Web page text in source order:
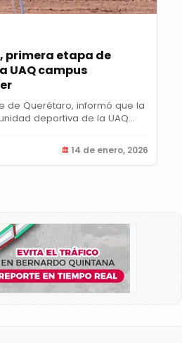
primera etapa de
UAQ campus
de Querétaro, informó que la
deportiva de la UAQ...
14 de enero, 2026